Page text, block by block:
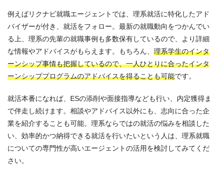
例えばリクナビ就職エージェントでは、理系就活に特化したアド
バイザーが付き、就活をフォロー。最新の就職動向をつかんでい
る上、理系の先輩の就職事例も多数保有しているので、より詳細
な情報やアドバイスがもらえます。もちろん、 理系学生のインタ
ーンシップ事情も把握しているので、一人ひとりに合ったインタ
ーンシッププログラムのアドバイスを得ることも可能です。
就活本番になれば、ESの添削や面接指導なども行い、内定獲得ま
で伴走し続けます。相談やアドバイス以外にも、志向に合った企
業を紹介することも可能。理系ならではの就活の悩みを相談した
い、効率的かつ納得できる就活を行いたいという人は、理系就職
についての専門性が高いエージェントの活用を検討してみてくだ
さい。